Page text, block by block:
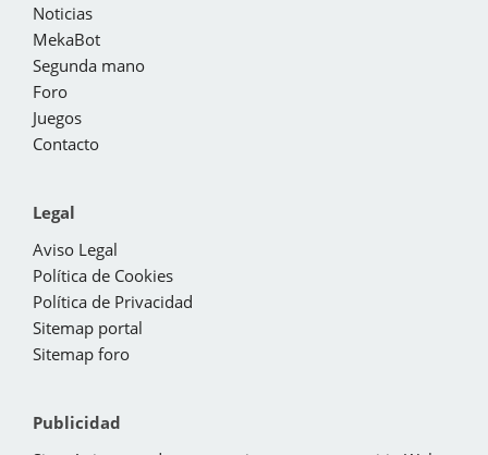
Noticias
MekaBot
Segunda mano
Foro
Juegos
Contacto
Legal
Aviso Legal
Política de Cookies
Política de Privacidad
Sitemap portal
Sitemap foro
Publicidad